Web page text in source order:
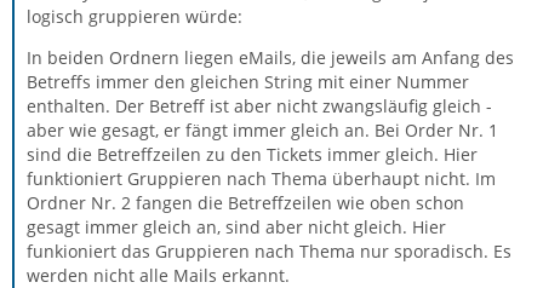
logisch gruppieren würde:
In beiden Ordnern liegen eMails, die jeweils am Anfang des
Betreffs immer den gleichen String mit einer Nummer
enthalten. Der Betreff ist aber nicht zwangsläufig gleich -
aber wie gesagt, er fängt immer gleich an. Bei Order Nr. 1
sind die Betreffzeilen zu den Tickets immer gleich. Hier
funktioniert Gruppieren nach Thema überhaupt nicht. Im
Ordner Nr. 2 fangen die Betreffzeilen wie oben schon
gesagt immer gleich an, sind aber nicht gleich. Hier
funkioniert das Gruppieren nach Thema nur sporadisch. Es
werden nicht alle Mails erkannt.